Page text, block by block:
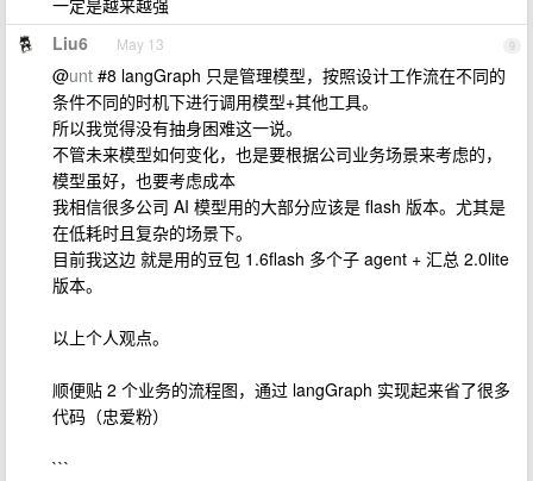
一定是越来越强
9
Liu6 May 13
@unt #8 langGraph 只是管理模型，按照设计工作流在不同的
条件不同的时机下进行调用模型+其他工具。
所以我觉得没有抽身困难这一说。
不管未来模型如何变化，也是要根据公司业务场景来考虑的，
模型虽好，也要考虑成本
我相信很多公司 AI 模型用的大部分应该是 flash 版本。尤其是
在低耗时且复杂的场景下。
目前我这边 就是用的豆包 1.6flash 多个子 agent + 汇总 2.0lite
版本。
以上个人观点。
顺便贴 2 个业务的流程图，通过 langGraph 实现起来省了很多
代码（忠爱粉）
```